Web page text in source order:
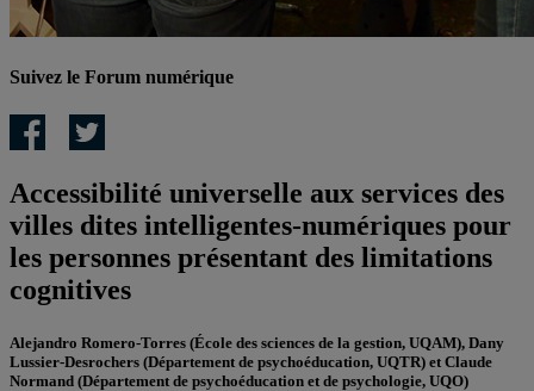
Suivez le Forum numérique
Accessibilité universelle aux services des
villes dites intelligentes-numériques pour
les personnes présentant des limitations
cognitives
Alejandro Romero-Torres (École des sciences de la gestion, UQAM), Dany
Lussier-Desrochers (Département de psychoéducation, UQTR) et Claude
Normand (Département de psychoéducation et de psychologie, UQO)